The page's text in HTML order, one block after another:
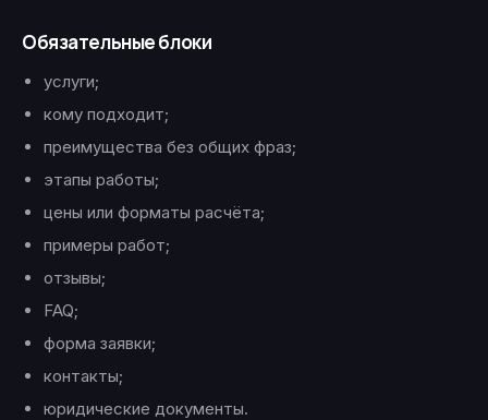
Обязательные блоки
услуги;
кому подходит;
преимущества без общих фраз;
этапы работы;
цены или форматы расчёта;
примеры работ;
отзывы;
FAQ;
форма заявки;
контакты;
юридические документы.